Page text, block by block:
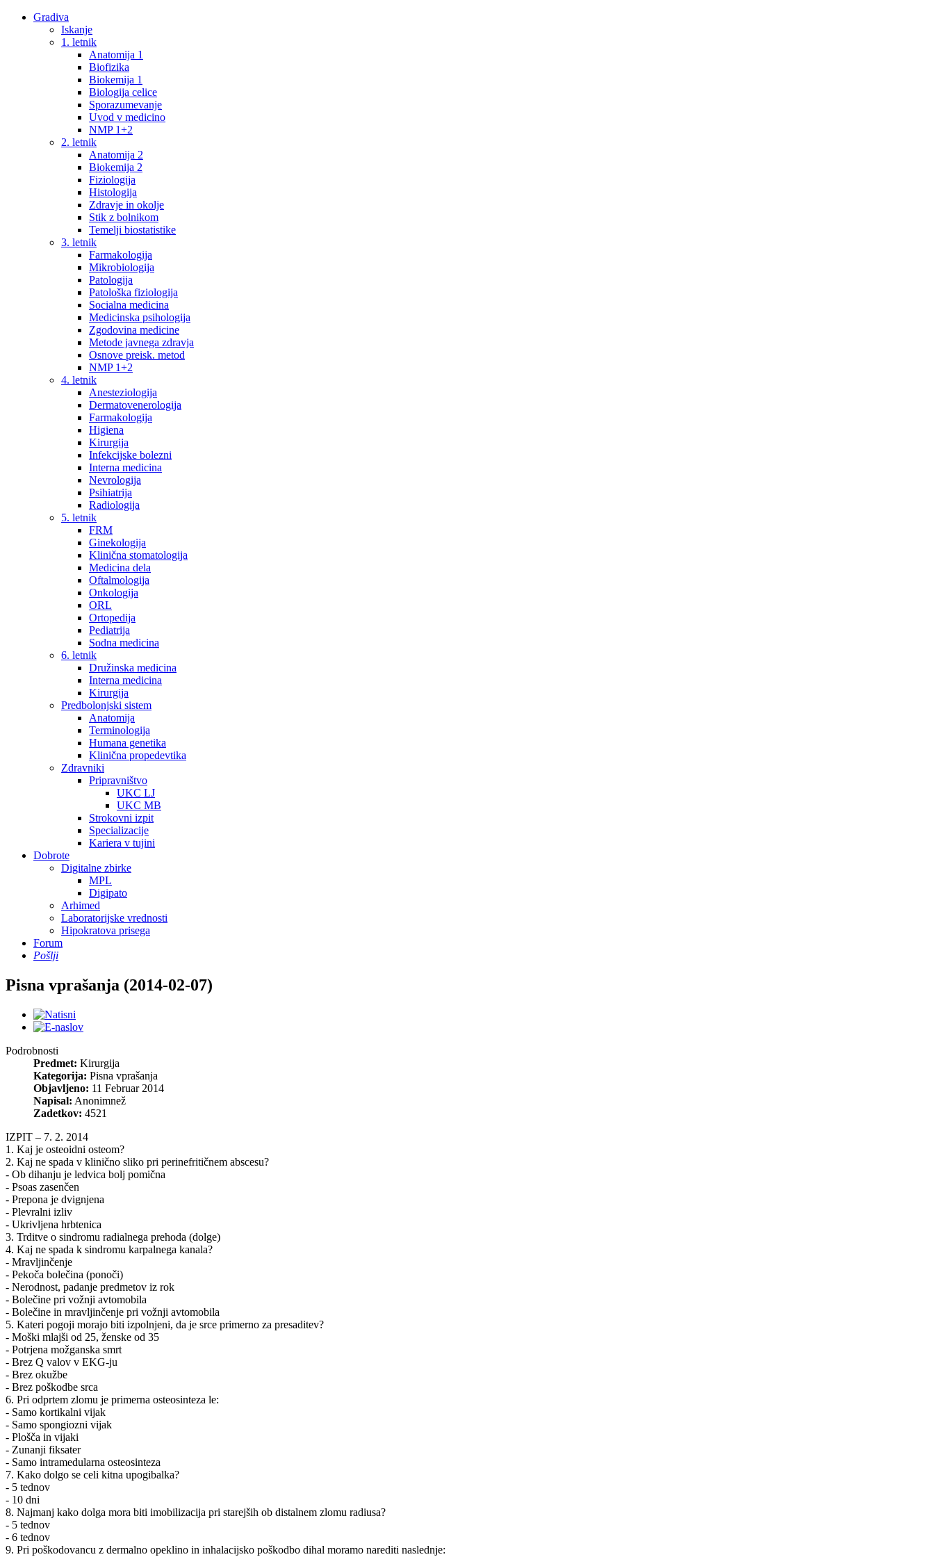
Gradiva
Iskanje
1. letnik
Anatomija 1
Biofizika
Biokemija 1
Biologija celice
Sporazumevanje
Uvod v medicino
NMP 1+2
2. letnik
Anatomija 2
Biokemija 2
Fiziologija
Histologija
Zdravje in okolje
Stik z bolnikom
Temelji biostatistike
3. letnik
Farmakologija
Mikrobiologija
Patologija
Patološka fiziologija
Socialna medicina
Medicinska psihologija
Zgodovina medicine
Metode javnega zdravja
Osnove preisk. metod
NMP 1+2
4. letnik
Anesteziologija
Dermatovenerologija
Farmakologija
Higiena
Kirurgija
Infekcijske bolezni
Interna medicina
Nevrologija
Psihiatrija
Radiologija
5. letnik
FRM
Ginekologija
Klinična stomatologija
Medicina dela
Oftalmologija
Onkologija
ORL
Ortopedija
Pediatrija
Sodna medicina
6. letnik
Družinska medicina
Interna medicina
Kirurgija
Predbolonjski sistem
Anatomija
Terminologija
Humana genetika
Klinična propedevtika
Zdravniki
Pripravništvo
UKC LJ
UKC MB
Strokovni izpit
Specializacije
Kariera v tujini
Dobrote
Digitalne zbirke
MPL
Digipato
Arhimed
Laboratorijske vrednosti
Hipokratova prisega
Forum
Pošlji
Pisna vprašanja (2014-02-07)
Podrobnosti
Predmet: Kirurgija
Kategorija: Pisna vprašanja
Objavljeno: 11 Februar 2014
Napisal: Anonimnež
Zadetkov: 4521
IZPIT – 7. 2. 2014
1. Kaj je osteoidni osteom?
2. Kaj ne spada v klinično sliko pri perinefritičnem abscesu?
- Ob dihanju je ledvica bolj pomična
- Psoas zasenčen
- Prepona je dvignjena
- Plevralni izliv
- Ukrivljena hrbtenica
3. Trditve o sindromu radialnega prehoda (dolge)
4. Kaj ne spada k sindromu karpalnega kanala?
- Mravljinčenje
- Pekoča bolečina (ponoči)
- Nerodnost, padanje predmetov iz rok
- Bolečine pri vožnji avtomobila
- Bolečine in mravljinčenje pri vožnji avtomobila
5. Kateri pogoji morajo biti izpolnjeni, da je srce primerno za presaditev?
- Moški mlajši od 25, ženske od 35
- Potrjena možganska smrt
- Brez Q valov v EKG-ju
- Brez okužbe
- Brez poškodbe srca
6. Pri odprtem zlomu je primerna osteosinteza le:
- Samo kortikalni vijak
- Samo spongiozni vijak
- Plošča in vijaki
- Zunanji fiksater
- Samo intramedularna osteosinteza
7. Kako dolgo se celi kitna upogibalka?
- 5 tednov
- 10 dni
8. Najmanj kako dolga mora biti imobilizacija pri starejših ob distalnem zlomu radiusa?
- 5 tednov
- 6 tednov
9. Pri poškodovancu z dermalno opeklino in inhalacijsko poškodbo dihal moramo narediti naslednje: